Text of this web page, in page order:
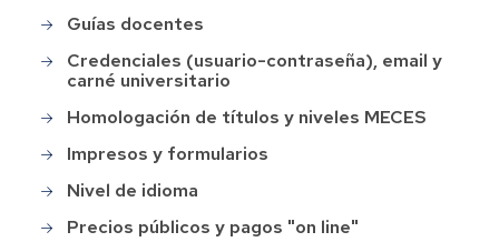
Guías docentes
Credenciales (usuario-contraseña), email y
carné universitario
Homologación de títulos y niveles MECES
Impresos y formularios
Nivel de idioma
Precios públicos y pagos "on line"